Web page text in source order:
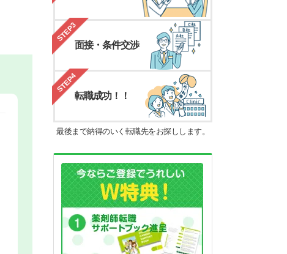
STEP3
面接・条件交渉
STEP4
転職成功！！
最後まで納得のいく転職先をお探しします。